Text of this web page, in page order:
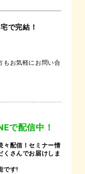
で完結！
もお気軽にお問い合
で配信中！
々配信！セミナー情
くさんでお届けしま
です!